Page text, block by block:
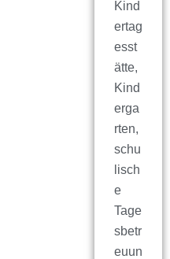
Kind
ertag
esst
ätte,
Kind
erga
rten,
schu
lisch
e
Tage
sbetr
euun